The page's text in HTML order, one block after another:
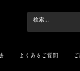
よくあるご質問